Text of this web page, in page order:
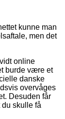
kunne man
men det
online
burde være et
danske
overvåges
Desuden får
skulle få